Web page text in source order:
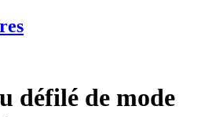
défilé de mode